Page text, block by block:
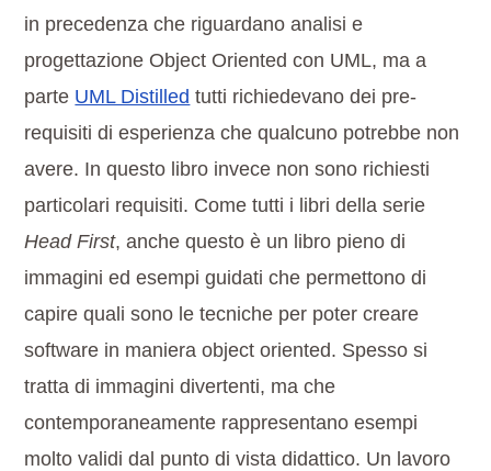
in precedenza che riguardano analisi e
progettazione Object Oriented con UML, ma a
parte UML Distilled tutti richiedevano dei pre-
requisiti di esperienza che qualcuno potrebbe non
avere. In questo libro invece non sono richiesti
particolari requisiti. Come tutti i libri della serie
Head First, anche questo è un libro pieno di
immagini ed esempi guidati che permettono di
capire quali sono le tecniche per poter creare
software in maniera object oriented. Spesso si
tratta di immagini divertenti, ma che
contemporaneamente rappresentano esempi
molto validi dal punto di vista didattico. Un lavoro